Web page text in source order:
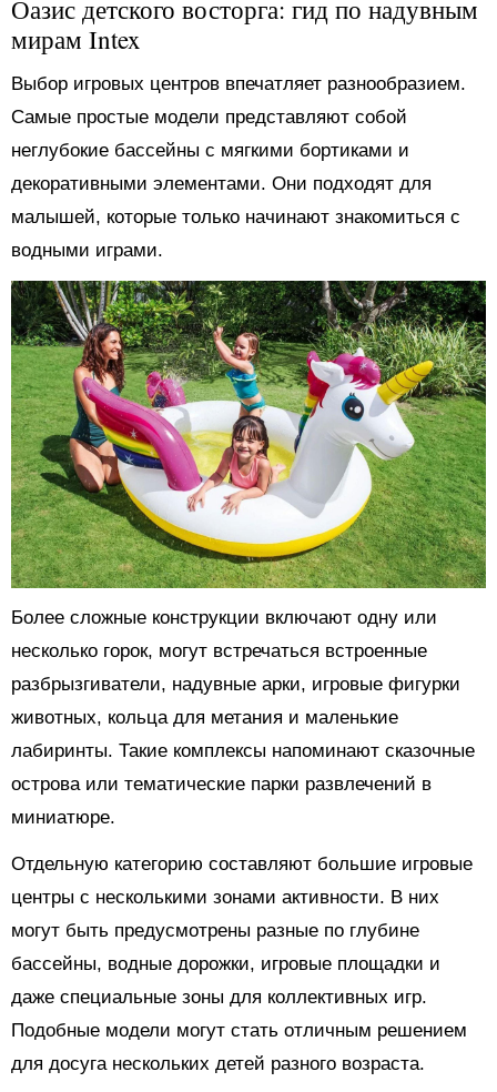
Оазис детского восторга: гид по надувным
мирам Intex
Выбор игровых центров впечатляет разнообразием.
Самые простые модели представляют собой
неглубокие бассейны с мягкими бортиками и
декоративными элементами. Они подходят для
малышей, которые только начинают знакомиться с
водными играми.
Более сложные конструкции включают одну или
несколько горок, могут встречаться встроенные
разбрызгиватели, надувные арки, игровые фигурки
животных, кольца для метания и маленькие
лабиринты. Такие комплексы напоминают сказочные
острова или тематические парки развлечений в
миниатюре.
Отдельную категорию составляют большие игровые
центры с несколькими зонами активности. В них
могут быть предусмотрены разные по глубине
бассейны, водные дорожки, игровые площадки и
даже специальные зоны для коллективных игр.
Подобные модели могут стать отличным решением
для досуга нескольких детей разного возраста.